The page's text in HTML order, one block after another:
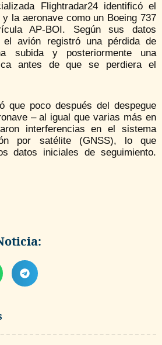
Flightradar24 identificó el
la aeronave como un Boeing 737
AP-BOI. Según sus datos
el avión registró una pérdida de
subida y posteriormente una
antes de que se perdiera el
que poco después del despegue
– al igual que varias más en
interferencias en el sistema
por satélite (GNSS), lo que
datos iniciales de seguimiento.